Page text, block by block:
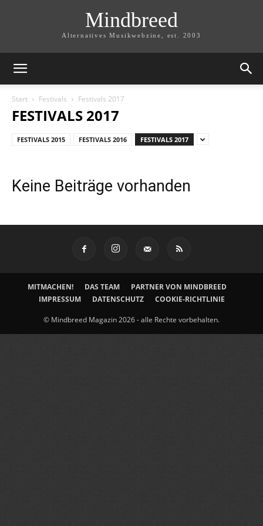
Mindbreed
Alternatives Musikwebzine, est. 2003
Start Festivals Festivals 2017
FESTIVALS 2017
FESTIVALS 2015 FESTIVALS 2016 FESTIVALS 2017
Keine Beiträge vorhanden
MITMACHEN! DAS TEAM
PARTNER VON MINDBREED
IMPRESSUM
DATENSCHUTZ COOKIE-RICHTLINIE
© Mindbreed Magazin 2026 - alle Rechte vorbehalten.